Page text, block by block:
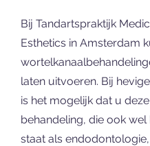
Bij Tandartspraktijk
Esthetics in Amsterdam
laten uitvoeren. Bij
is het mogelijk dat u deze
behandeling, die ook wel
staat als